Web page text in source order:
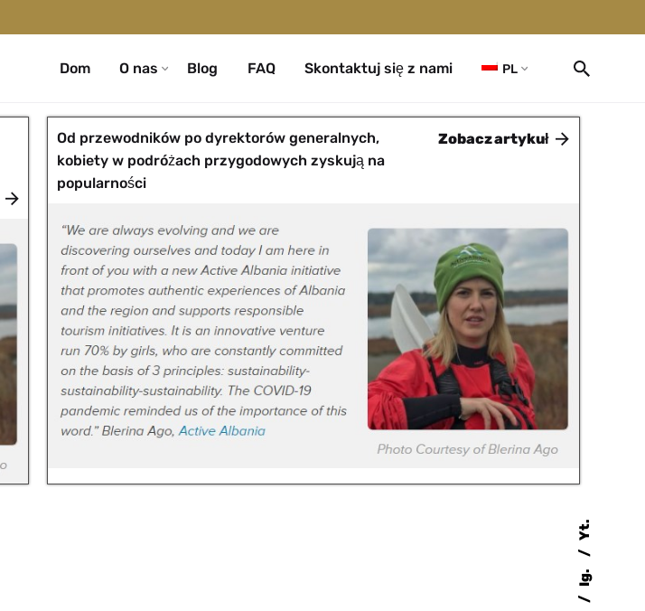
Ig.
Yt.
Dom O nas Blog FAQ Skontaktuj się z nami PL
Od przewodników po dyrektorów generalnych,
kobiety w podróżach przygodowych zyskują na
popularności
Zobacz artykuł